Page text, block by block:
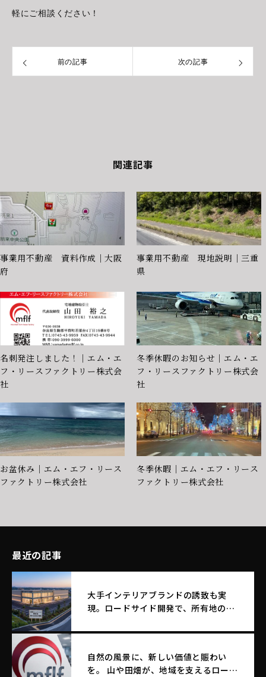
軽にご相談ください！
前の記事 次の記事
関連記事
事業用不動産 資料作成｜大阪
府
事業用不動産 現地説明｜三重
県
名刺発注しました！｜エム・エ
フ・リースファクトリー株式会
社
冬季休暇のお知らせ｜エム・エ
フ・リースファクトリー株式会
社
お盆休み｜エム・エフ・リース
ファクトリー株式会社
冬季休暇｜エム・エフ・リース
ファクトリー株式会社
最近の記事
大手インテリアブランドの誘致も実
現。ロードサイド開発で、所有地のポ
自然の風景に、新しい価値と賑わい
を。 山や田畑が、地域を支えるロード